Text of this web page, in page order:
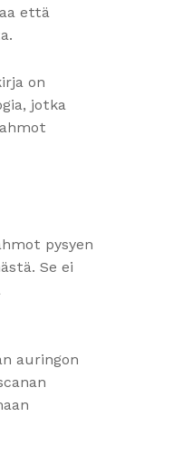
että
on
jotka
pysyen
Se ei
auringon